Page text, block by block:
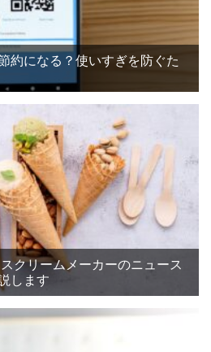
約になる？使いすぎを防ぐた
クリームメーカーのニュース
します